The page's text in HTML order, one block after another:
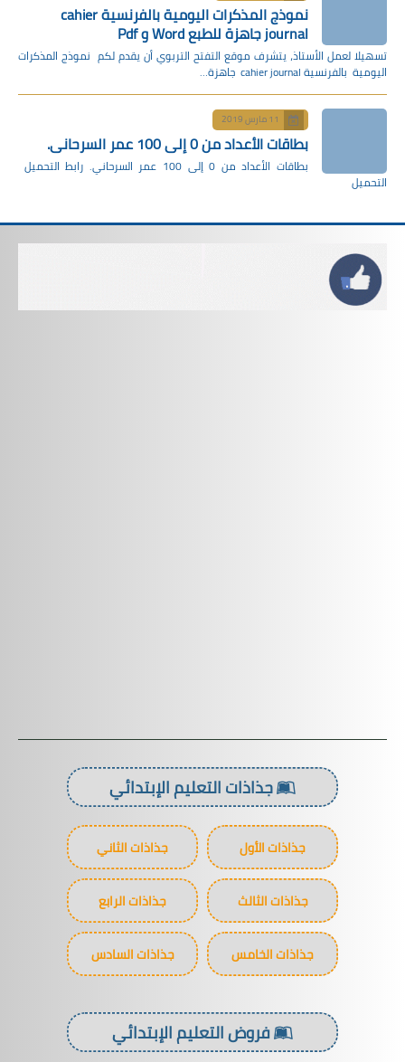
نموذج المذكرات اليومية بالفرنسية cahier
journal جاهزة للطبع Word و Pdf
تسهيلا لعمل الأستاذ، يتشرف موقع التفتح التربوي أن يقدم لكم نموذج المذكرات
اليومية بالفرنسية cahier journal جاهزة…
11 مارس 2019
بطاقات الأعداد من 0 إلى 100 عمر السرحاني.
بطاقات الأعداد من 0 إلى 100 عمر السرحاني. رابط التحميل
التحميل
جذاذات التعليم الإبتدائي
جذاذات الأول جذاذات الثاني
جذاذات الثالث جذاذات الرابع
جذاذات الخامس جذاذات السادس
فروض التعليم الإبتدائي